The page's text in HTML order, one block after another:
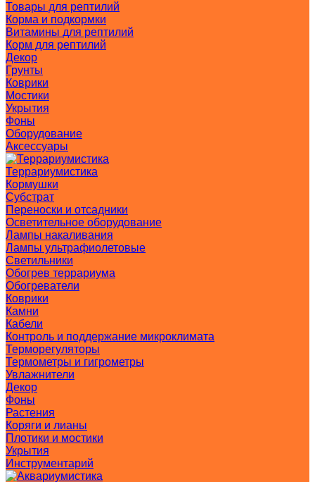
Товары для рептилий
Корма и подкормки
Витамины для рептилий
Корм для рептилий
Декор
Грунты
Коврики
Мостики
Укрытия
Фоны
Оборудование
Аксессуары
Террариумистика
Кормушки
Субстрат
Переноски и отсадники
Осветительное оборудование
Лампы накаливания
Лампы ультрафиолетовые
Светильники
Обогрев террариума
Обогреватели
Коврики
Камни
Кабели
Контроль и поддержание микроклимата
Терморегуляторы
Термометры и гигрометры
Увлажнители
Декор
Фоны
Растения
Коряги и лианы
Плотики и мостики
Укрытия
Инструментарий